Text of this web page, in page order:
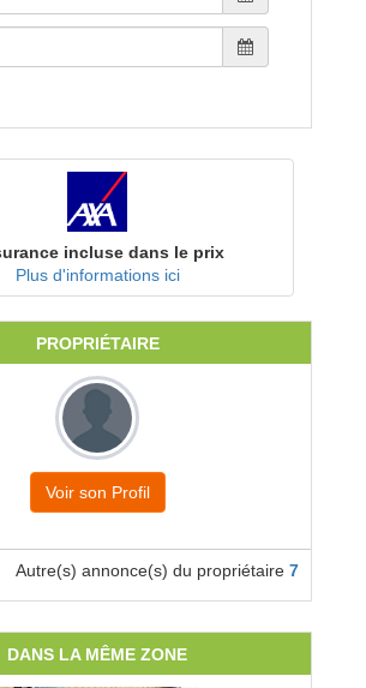
incluse dans le prix
Plus d'informations ici
PROPRIÉTAIRE
Voir son Profil
Autre(s) annonce(s) du propriétaire 7
DANS LA MÊME ZONE